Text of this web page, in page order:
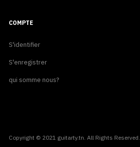
COMPTE
S'identifier
S'enregistrer
qui somme nous?
Copyright © 2021 guitarty.tn. All Rights Reserved.